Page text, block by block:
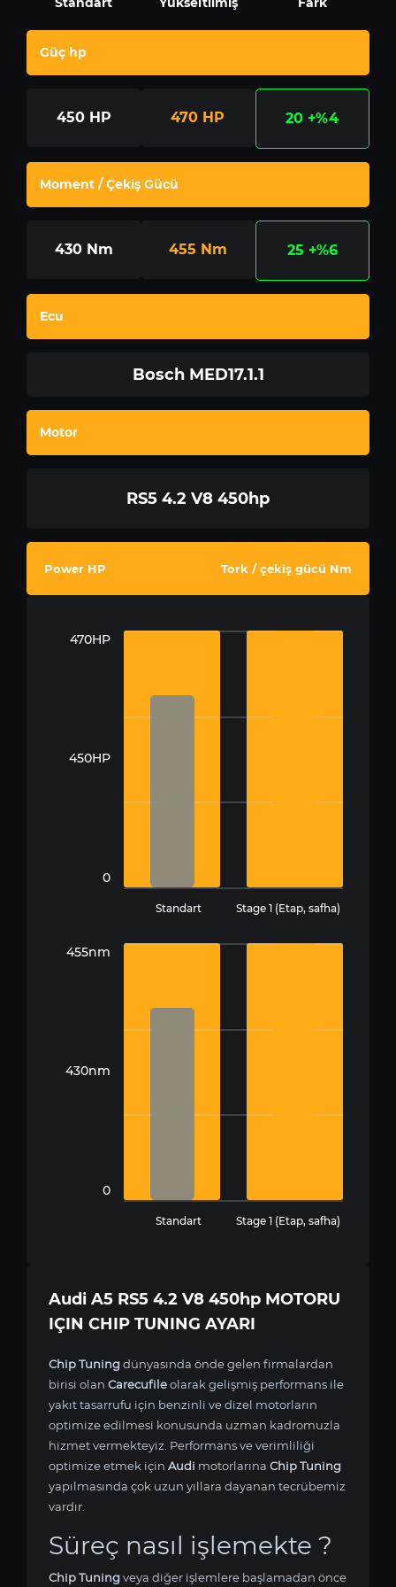
Güç hp
450 HP 470 HP 20 +%4
Moment / Çekiş Gücü
430 Nm 455 Nm 25 +%6
Ecu
Bosch MED17.1.1
Motor
RS5 4.2 V8 450hp
Power HP Tork / çekiş gücü Nm
470HP
450HP
0
Standart Stage 1 (Etap, safha)
455nm
430nm
0
Standart Stage 1 (Etap, safha)
Audi A5 RS5 4.2 V8 450hp MOTORU
IÇIN CHIP TUNING AYARI
Chip Tuningdünyasında önde gelen firmalardan
birisi olan Carecufileolarak gelişmiş performans ile
yakıt tasarrufu için benzinli ve dizel motorların
optimize edilmesi konusunda uzman kadromuzla
hizmet vermekteyiz. Performans ve verimliliği
optimize etmek için Audi motorlarına Chip Tuning
yapılmasında çok uzun yıllara dayanan tecrübemiz
vardır.
Süreç nasıl işlemekte ?
Chip Tuningveya diğer işlemlere başlamadan önce